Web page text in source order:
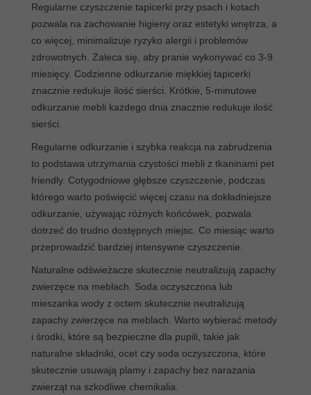
Regularne czyszczenie tapicerki przy psach i kotach
pozwala na zachowanie higieny oraz estetyki wnętrza, a
co więcej, minimalizuje ryzyko alergii i problemów
zdrowotnych. Zaleca się, aby pranie wykonywać co 3-9
miesięcy. Codzienne odkurzanie miękkiej tapicerki
znacznie redukuje ilość sierści. Krótkie, 5-minutowe
odkurzanie mebli każdego dnia znacznie redukuje ilość
sierści.
Regularne odkurzanie i szybka reakcja na zabrudzenia
to podstawa utrzymania czystości mebli z tkaninami pet
friendly. Cotygodniowe głębsze czyszczenie, podczas
którego warto poświęcić więcej czasu na dokładniejsze
odkurzanie, używając różnych końcówek, pozwala
dotrzeć do trudno dostępnych miejsc. Co miesiąc warto
przeprowadzić bardziej intensywne czyszczenie.
Naturalne odświeżacze skutecznie neutralizują zapachy
zwierzęce na meblach. Soda oczyszczona lub
mieszanka wody z octem skutecznie neutralizują
zapachy zwierzęce na meblach. Warto wybierać metody
i środki, które są bezpieczne dla pupili, takie jak
naturalne składniki, ocet czy soda oczyszczona, które
skutecznie usuwają plamy i zapachy bez narażania
zwierząt na szkodliwe chemikalia.